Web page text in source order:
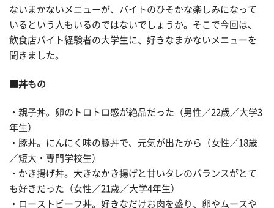
ないまかないメニューが、バイトのひそかな楽しみになって
いるという人もいるのではないでしょうか。そこで今回は、
飲食店バイト経験者の大学生に、好きなまかないメニューを
聞きました。
■丼もの
・親子丼。卵のトロトロ感が絶品だった（男性／22歳／大学3
年生）
・豚丼。にんにく味の豚丼で、元気が出たから（女性／18歳
／短大・専門学校生）
・かき揚げ丼。大きなかき揚げと甘いタレのバランスがとて
も好きだった（女性／21歳／大学4年生）
・ローストビーフ丼。好きなだけお肉を盛り、卵やムースや